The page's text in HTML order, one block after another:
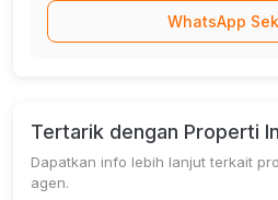
WhatsApp
Tertarik dengan Properti
Dapatkan info lebih lanjut terkait
agen.